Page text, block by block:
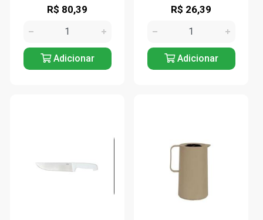
R$ 80,39
Adicionar
R$ 26,39
Adicionar